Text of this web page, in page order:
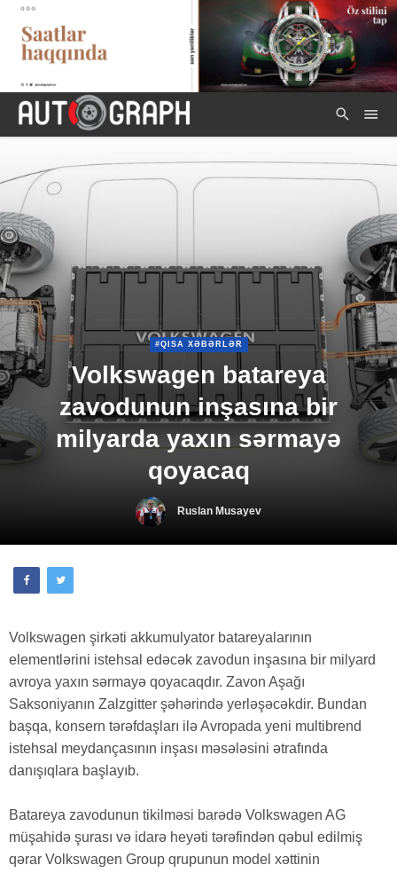
#QISA XƏBƏRLƏR
Volkswagen batareya
zavodunun inşasına bir
milyarda yaxın sərmayə
qoyacaq
Ruslan Musayev
Volkswagen şirkəti akkumulyator batareyalarının
elementlərini istehsal edəcək zavodun inşasına bir milyard
avroya yaxın sərmayə qoyacaqdır. Zavon Aşağı
Saksoniyanın Zalzgitter şəhərində yerləşəcəkdir. Bundan
başqa, konsern tərəfdaşları ilə Avropada yeni multibrend
istehsal meydançasının inşası məsələsini ətrafında
danışıqlara başlayıb.
Batareya zavodunun tikilməsi barədə Volkswagen AG
müşahidə şurası və idarə heyəti tərəfindən qəbul edilmiş
qərar Volkswagen Group qrupunun model xəttinin